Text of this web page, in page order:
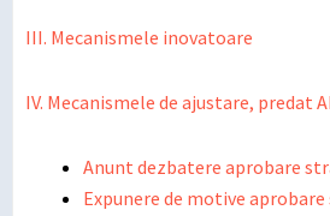
III. Mecanismele inovatoare
IV. Mecanismele de ajustare, predat
Anunt dezbatere aprobare
Expunere de motive